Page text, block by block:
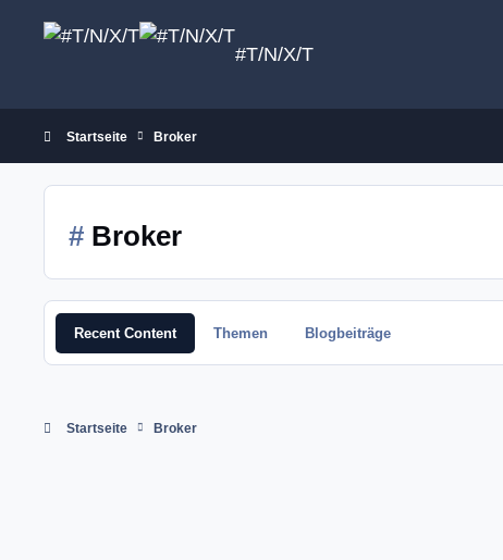
#T/N/X/T
Startseite Broker
# Broker
Recent Content Themen Blogbeiträge
Startseite Broker